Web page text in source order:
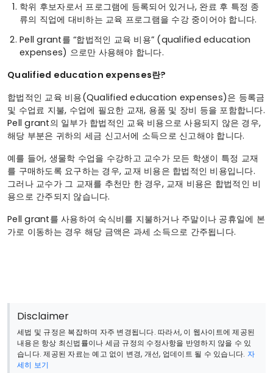
학위 후보자로서 프로그램에 등록되어 있거나, 완료 후 특정 종
류의 직업에 대비하는 교육 프로그램을 수강 중이어야 합니다.
Pell grant를 “합법적인 교육 비용” (qualified education
expenses) 으로만 사용해야 합니다.
Qualified education expenses란?
합법적인 교육 비용(Qualified education expenses)은 등록금
및 수업료 지불, 수업에 필요한 교재, 용품 및 장비 등을 포함합니다.
Pell grant의 일부가 합법적인 교육 비용으로 사용되지 않은 경우,
해당 부분은 귀하의 세금 신고서에 소득으로 신고해야 합니다.
예를 들어, 생물학 수업을 수강하고 교수가 모든 학생이 특정 교재
를 구매하도록 요구하는 경우, 교재 비용은 합법적인 비용입니다.
그러나 교수가 그 교재를 추천만 한 경우, 교재 비용은 합법적인 비
용으로 간주되지 않습니다.
Pell grant를 사용하여 숙식비를 지불하거나 주말이나 공휴일에 본
가로 이동하는 경우 해당 금액은 과세 소득으로 간주됩니다.
Disclaimer
세법 및 규정은 복잡하며 자주 변경됩니다. 따라서, 이 웹사이트에 제공된
내용은 항상 최신법률이나 세금 규정의 수정사항을 반영하지 않을 수 있
습니다. 제공된 자료는 예고 없이 변경, 개선, 업데이트 될 수 있습니다. 자
세히 보기